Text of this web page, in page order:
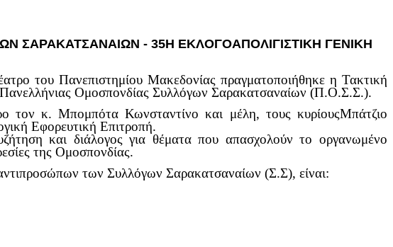
ΣΑΡΑΚΑΤΣΑΝΑΙΩΝ - 35Η ΕΚΛΟΓΟΑΠΟΛΙΓΙΣΤΙΚΗ ΓΕΝΙΚΗ
του Πανεπιστημίου Μακεδονίας πραγματοποιήθηκε η Τακτική
Ομοσπονδίας Συλλόγων Σαρακατσαναίων (Π.Ο.Σ.Σ.).
κ. Μπομπότα Κωνσταντίνο και μέλη, τους κυρίουςΜπάτζιο
Εφορευτική Επιτροπή.
και διάλογος για θέματα που απασχολούν το οργανωμένο
της Ομοσπονδίας.
των Συλλόγων Σαρακατσαναίων (Σ.Σ), είναι: